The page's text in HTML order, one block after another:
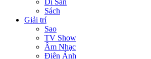
Di Sản
Sách
Giải trí
Sao
TV Show
Âm Nhạc
Điện Ảnh